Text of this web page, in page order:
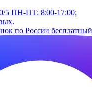
5 ПН-ПТ: 8:00-17:00;
по России бесплатный